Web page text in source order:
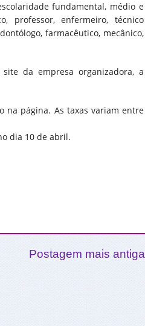
fundamental, médio e
professor, enfermeiro, técnico
farmacêutico, mecânico,
da empresa organizadora, a
na página. As taxas variam entre
dia 10 de abril.
Postagem mais antiga